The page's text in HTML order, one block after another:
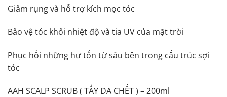
Giảm rụng và hỗ trợ kích mọc tóc
Bảo vệ tóc khỏi nhiệt độ và tia UV của mặt trời
Phục hồi những hư tổn từ sâu bên trong cấu trúc sợi
tóc
AAH SCALP SCRUB ( TẨY DA CHẾT ) – 200ml